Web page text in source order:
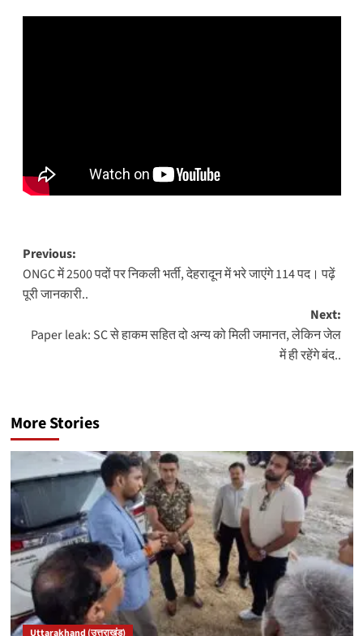
Post
navigation
Previous:
ONGC में 2500 पदों पर निकली भर्ती, देहरादून में भरे जाएंगे 114 पद। पढ़ें
पूरी जानकारी..
Next:
Paper leak: SC से हाकम सहित दो अन्य को मिली जमानत, लेकिन जेल
में ही रहेंगे बंद..
More Stories